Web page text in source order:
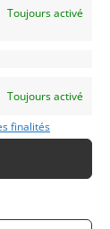
Toujours activé
Toujours activé
finalités